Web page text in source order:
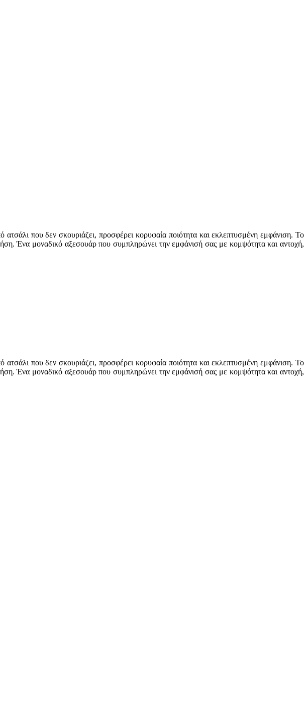
που δεν σκουριάζει, προσφέρει κορυφαία ποιότητα και εκλεπτυσμένη εμφάνιση. Το
Ένα μοναδικό αξεσουάρ που συμπληρώνει την εμφάνισή σας με κομψότητα και αντοχή,
που δεν σκουριάζει, προσφέρει κορυφαία ποιότητα και εκλεπτυσμένη εμφάνιση. Το
Ένα μοναδικό αξεσουάρ που συμπληρώνει την εμφάνισή σας με κομψότητα και αντοχή,